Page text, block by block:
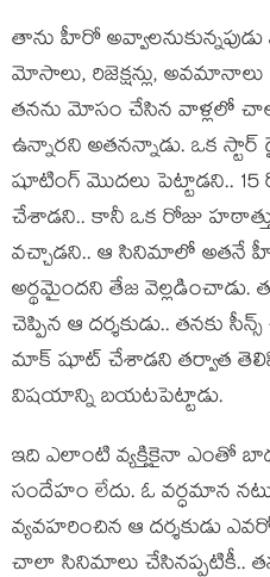
తాను హీరో అవ్వాలనుకున్నపుడు
మోసాలు, రిజెక్షన్లు,
తనను మోసం చేసిన వాళ్లలో
ఉన్నారని అతనన్నాడు. ఒక స్టార్
షూటింగ్ మొదలు పెట్టాడని.. 15
చేశాడని.. కానీ ఒక రోజు
వచ్చాడని.. ఆ సినిమాలో అతనే
అర్థమైందని తేజ వెల్లడించాడు.
చెప్పిన ఆ దర్శకుడు.. తనకు
మాక్ షూట్ చేశాడని తర్వాత
విషయాన్ని బయటపెట్టాడు.
ఇది ఎలాంటి వ్యక్తికైనా ఎంతో
సందేహం లేదు. ఓ వర్ధమాన
వ్యవహరించిన ఆ దర్శకుడు
చాలా సినిమాలు చేసినప్పటికీ..